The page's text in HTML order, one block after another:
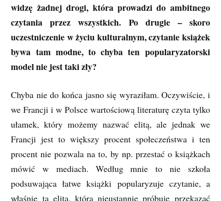
widzę żadnej drogi, która prowadzi do ambitnego
czytania przez wszystkich. Po drugie – skoro
uczestniczenie w życiu kulturalnym, czytanie książek
bywa tam modne, to chyba ten popularyzatorski
model nie jest taki zły?
Chyba nie do końca jasno się wyraziłam. Oczywiście, i
we Francji i w Polsce wartościową literaturę czyta tylko
ułamek, który możemy nazwać elitą, ale jednak we
Francji jest to większy procent społeczeństwa i ten
procent nie pozwala na to, by np. przestać o książkach
mówić w mediach. Według mnie to nie szkoła
podsuwająca łatwe książki popularyzuje czytanie, a
właśnie ta elita, która nieustannie próbuje przekazać